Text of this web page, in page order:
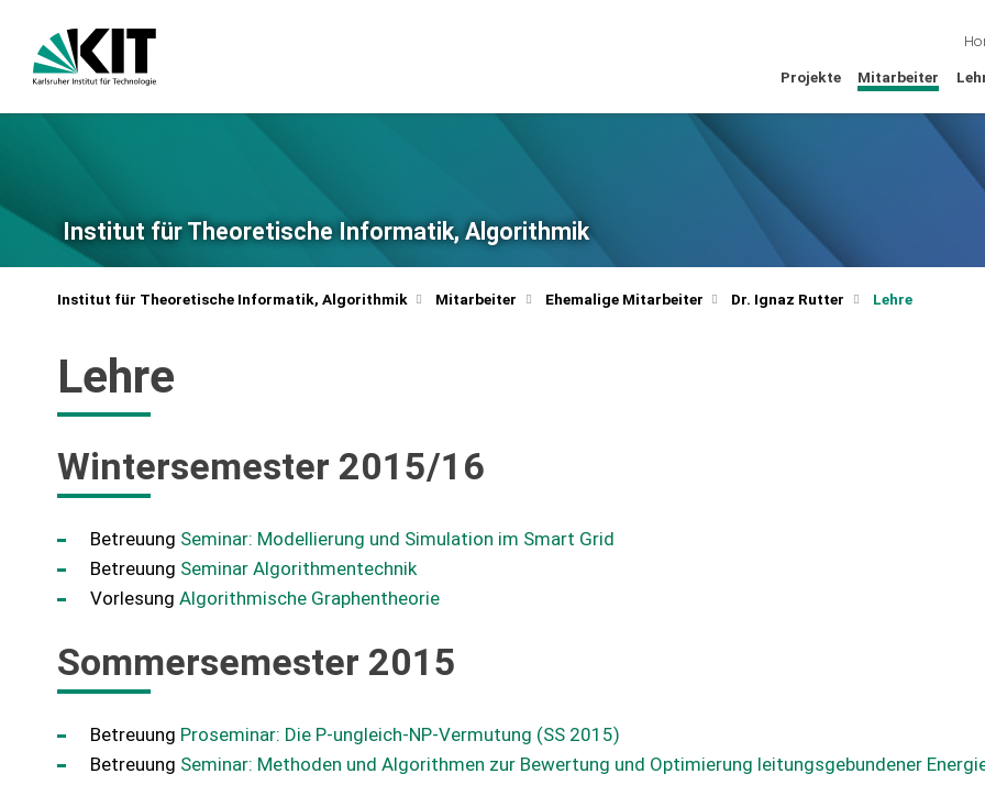
Projekte Mitarbeiter
Institut für Theoretische Informatik, Algorithmik
Institut für Theoretische Informatik, Algorithmik Mitarbeiter Ehemalige Mitarbeiter Dr. Ignaz Rutter Lehre
Lehre
Wintersemester 2015/16
Betreuung Seminar: Modellierung und Simulation im Smart Grid
Betreuung Seminar Algorithmentechnik
VorlesungAlgorithmische Graphentheorie
Sommersemester 2015
Betreuung Proseminar: Die P-ungleich-NP-Vermutung (SS 2015)
Betreuung Seminar: Methoden und Algorithmen zur Bewertung und Optimierung leitungsgebundener